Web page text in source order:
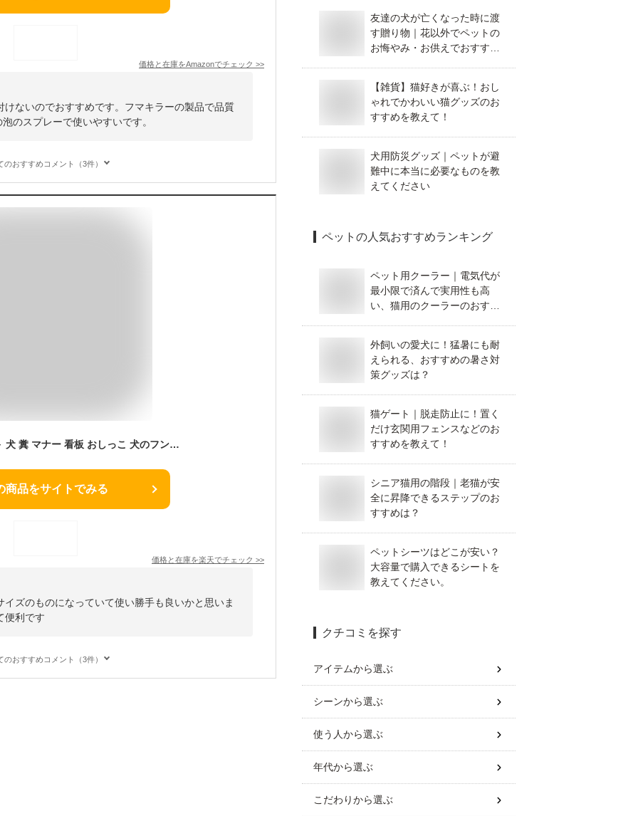
価格と在庫をAmazonでチェック >>
ないのでおすすめです。フマキラーの製品で品質
のスプレーで使いやすいです。
のおすすめコメント（3件）
＜枠内文字入れ自由＞ 犬 糞 マナー 看板 おしっこ 犬のフン尿 禁止 プレート 迷惑 防犯カメラ 作動中 録画中 お断り おしゃれ 家の前 よけ 注意 文 私有地 散歩 立ち入り 悪臭 駐車場 マンション パネル 屋外 縦 業務用 W100×H300mm
商品をサイトでみる
価格と在庫を楽天でチェック >>
ズのものになっていて使い勝手も良いかと思いま
便利です
のおすすめコメント（3件）
友達の犬が亡くなった時に渡
す贈り物｜花以外でペットの
お悔やみ・お供えでおすすめ
【雑貨】猫好きが喜ぶ！おし
ゃれでかわいい猫グッズのお
すすめを教えて！
犬用防災グッズ｜ペットが避
難中に本当に必要なものを教
えてください
ペット の人気おすすめランキング
ペット用クーラー｜電気代が
最小限で済んで実用性も高
い、猫用のクーラーのおすす
外飼いの愛犬に！猛暑にも耐
えられる、おすすめの暑さ対
策グッズは？
猫ゲート｜脱走防止に！置く
だけ玄関用フェンスなどのお
すすめを教えて！
シニア猫用の階段｜老猫が安
全に昇降できるステップのお
すすめは？
ペットシーツはどこが安い？
大容量で購入できるシートを
教えてください。
クチコミを探す
アイテムから選ぶ
シーンから選ぶ
使う人から選ぶ
年代から選ぶ
こだわりから選ぶ